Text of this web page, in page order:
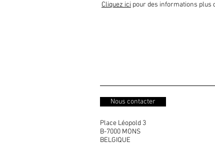
Cliquez ici pour des informations plus
Place Léopold 3
B-7000 MONS
BELGIQUE
Nous contacter